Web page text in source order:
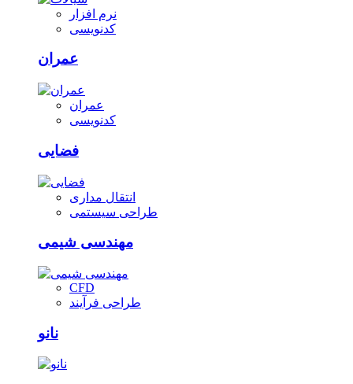
نرم افزار
کدنویسی
عمران
عمران
کدنویسی
فضایی
انتقال مداری
طراحی سیستمی
مهندسی شیمی
CFD
طراحی فرآیند
نانو